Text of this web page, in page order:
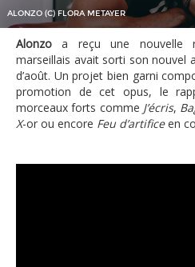
ALONZO (C) FLORA METAYER
Alonzo a reçu une nouvelle
marseillais avait sorti son nouvel
d’août. Un projet bien garni
promotion de cet opus, le
morceaux forts comme J’écris,
X-or ou encore Feu d’artificeen